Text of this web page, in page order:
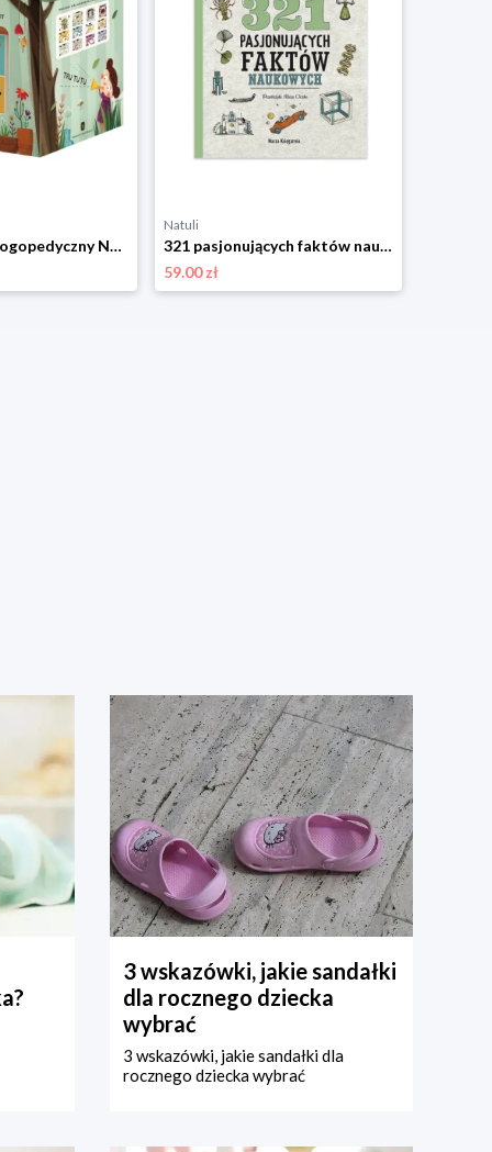
Pucio Sorter logopedyczny Nasza księgarnia
Natuli
321 pasjonujących faktów naukowych Nasza księgarnia
59.00 zł
3 wskazówki, jakie sandałki
dla rocznego dziecka
wybrać
3 wskazówki, jakie sandałki dla
rocznego dziecka wybrać